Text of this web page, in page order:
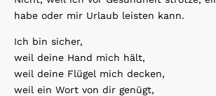
habe oder mir Urlaub leisten kann.
Ich bin sicher,
weil deine Hand mich hält,
weil deine Flügel mich decken,
weil ein Wort von dir genügt,